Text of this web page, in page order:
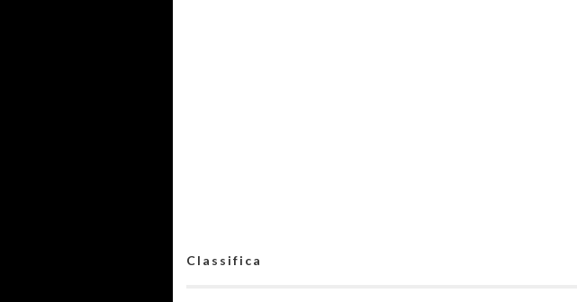
Classifica